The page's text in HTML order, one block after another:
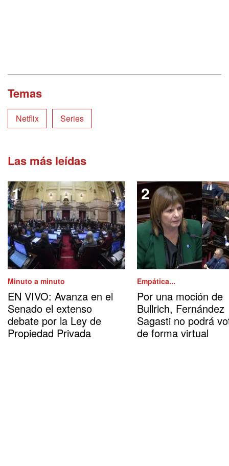
Temas
Netflix Series
Las más leídas
Minuto a minuto
EN VIVO: Avanza en el
Senado el extenso
debate por la Ley de
Propiedad Privada
Empática...
Por una moción de
Bullrich, Fernández
Sagasti no podrá
de forma virtual